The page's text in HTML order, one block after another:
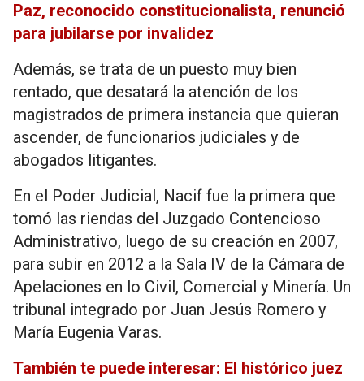
Paz, reconocido constitucionalista, renunció
para jubilarse por invalidez
Además, se trata de un puesto muy bien
rentado, que desatará la atención de los
magistrados de primera instancia que quieran
ascender, de funcionarios judiciales y de
abogados litigantes.
En el Poder Judicial, Nacif fue la primera que
tomó las riendas del Juzgado Contencioso
Administrativo, luego de su creación en 2007,
para subir en 2012 a la Sala IV de la Cámara de
Apelaciones en lo Civil, Comercial y Minería. Un
tribunal integrado por Juan Jesús Romero y
María Eugenia Varas.
También te puede interesar: El histórico juez